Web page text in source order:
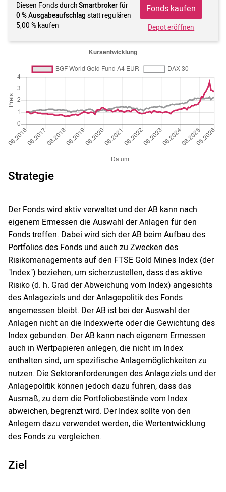
Diesen Fonds durchSmartbrokerfür
0 % Ausgabeaufschlag statt regulären
5,00 % kaufen
Fonds kaufen
Depot eröffnen
Strategie
Der Fonds wird aktiv verwaltet und der AB kann nach
eigenem Ermessen die Auswahl der Anlagen für den
Fonds treffen. Dabei wird sich der AB beim Aufbau des
Portfolios des Fonds und auch zu Zwecken des
Risikomanagements auf den FTSE Gold Mines Index (der
"Index") beziehen, um sicherzustellen, dass das aktive
Risiko (d. h. Grad der Abweichung vom Index) angesichts
des Anlageziels und der Anlagepolitik des Fonds
angemessen bleibt. Der AB ist bei der Auswahl der
Anlagen nicht an die Indexwerte oder die Gewichtung des
Index gebunden. Der AB kann nach eigenem Ermessen
auch in Wertpapieren anlegen, die nicht im Index
enthalten sind, um spezifische Anlagemöglichkeiten zu
nutzen. Die Sektoranforderungen des Anlageziels und der
Anlagepolitik können jedoch dazu führen, dass das
Ausmaß, zu dem die Portfoliobestände vom Index
abweichen, begrenzt wird. Der Index sollte von den
Anlegern dazu verwendet werden, die Wertentwicklung
des Fonds zu vergleichen.
Ziel